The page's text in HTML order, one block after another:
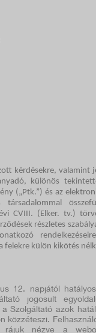
kérdésekre, valamint
különös
(„Ptk.”) és az
CVIII. (Elker. tv.)
részletes
felekre külön kikötés
12.
napjától
jogosult
Szolgáltató azok
közzéteszi.
rájuk nézve a